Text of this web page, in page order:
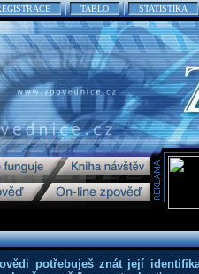
TABLO STATISTIKA
potřebuješ znát její